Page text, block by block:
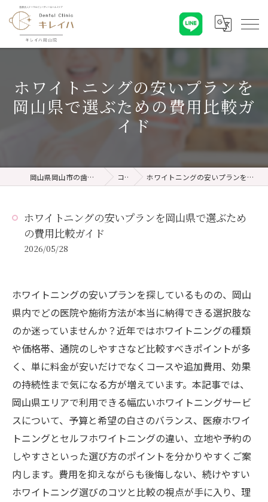
ホワイトニングの安いプランを
岡山県で選ぶための費用比較ガ
イド
岡山県岡山市の歯医者ならキレイハ岡山院 コラム ホワイトニングの安いプランを岡山県で選ぶための費用比較ガイド
ホワイトニングの安いプランを岡山県で選ぶため
の費用比較ガイド
2026/05/28
ホワイトニングの安いプランを探しているものの、岡山
県内でどの医院や施術方法が本当に納得できる選択肢な
のか迷っていませんか？近年ではホワイトニングの種類
や価格帯、通院のしやすさなど比較すべきポイントが多
く、単に料金が安いだけでなくコースや追加費用、効果
の持続性まで気になる方が増えています。本記事では、
岡山県エリアで利用できる幅広いホワイトニングサービ
スについて、予算と希望の白さのバランス、医療ホワイ
トニングとセルフホワイトニングの違い、立地や予約の
しやすさといった選び方のポイントを分かりやすくご案
内します。費用を抑えながらも後悔しない、続けやすい
ホワイトニング選びのコツと比較の視点が手に入り、理